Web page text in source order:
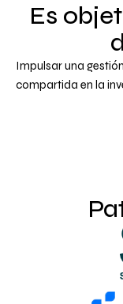
Es
Impulsar una
compartida en la